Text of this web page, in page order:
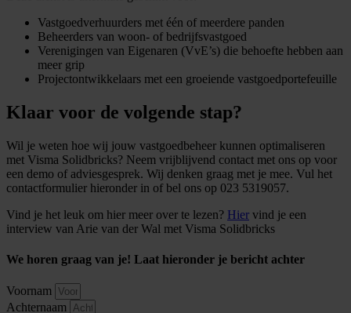
Vastgoedverhuurders met één of meerdere panden
Beheerders van woon- of bedrijfsvastgoed
Verenigingen van Eigenaren (VvE’s) die behoefte hebben aan
meer grip
Projectontwikkelaars met een groeiende vastgoedportefeuille
Klaar voor de volgende stap?
Wil je weten hoe wij jouw vastgoedbeheer kunnen optimaliseren
met Visma Solidbricks? Neem vrijblijvend contact met ons op voor
een demo of adviesgesprek. Wij denken graag met je mee. Vul het
contactformulier hieronder in of bel ons op 023 5319057.
Vind je het leuk om hier meer over te lezen? Hier vind je een
interview van Arie van der Wal met Visma Solidbricks
We horen graag van je! Laat hieronder je bericht achter
Voornam
Achternaam